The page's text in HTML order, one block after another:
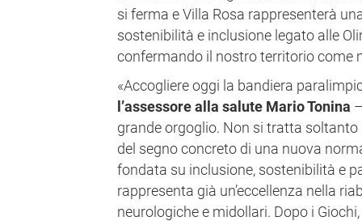
si ferma e Villa Rosa rappresenterà
sostenibilità e inclusione legato alle
confermando il nostro territorio come
«Accogliere oggi la bandiera
l’assessore alla salute Mario Tonina
grande orgoglio. Non si tratta
del segno concreto di una nuova
fondata su inclusione, sostenibilità e
rappresenta già un’eccellenza nella
neurologiche e midollari. Dopo i